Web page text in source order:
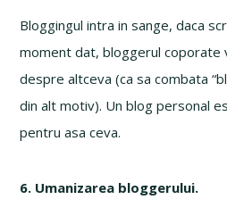
Bloggingul intra in sange, daca
moment dat, bloggerul coporate
despre altceva (ca sa combata
din alt motiv). Un blog personal
pentru asa ceva.
6. Umanizarea bloggerului.